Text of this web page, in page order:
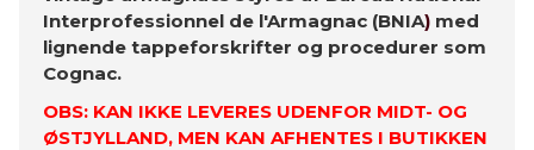
Interprofessionnel de l'Armagnac (BNIA) med
lignende tappeforskrifter og procedurer som
Cognac.
OBS: KAN IKKE LEVERES UDENFOR MIDT- OG
ØSTJYLLAND, MEN KAN AFHENTES I BUTIKKEN